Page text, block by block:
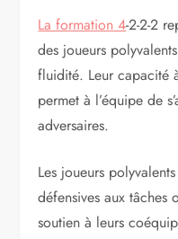
La formation 4-2-2-2
des joueurs
fluidité. Leur capacité
permet à l’équipe de
adversaires.
Les joueurs
défensives aux tâches
soutien à leurs